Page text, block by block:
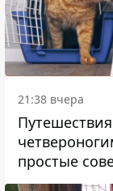
21:38 вчера
простые
поездок с